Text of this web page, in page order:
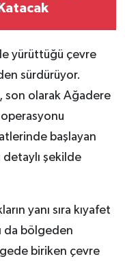
yürüttüğü çevre
sürdürüyor.
son olarak Ağadere
başlayan
detaylı şekilde
yanı sıra kıyafet
da bölgeden
biriken çevre